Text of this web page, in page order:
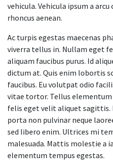
vehicula. Vehicula ipsum a
rhoncus aenean.
Ac turpis egestas maecenas
viverra tellus in. Nullam eget
aliquam faucibus purus. Id
dictum at. Quis enim lobortis
faucibus. Eu volutpat odio
vitae tortor. Tellus elementum
felis eget velit aliquet
porta non pulvinar neque
sed libero enim. Ultrices mi
malesuada. Mattis molestie a
elementum tempus egestas.